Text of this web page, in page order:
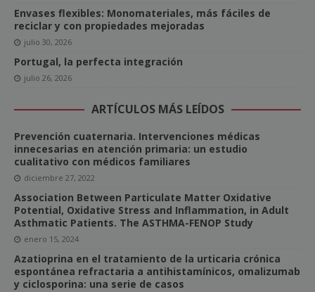
Envases flexibles: Monomateriales, más fáciles de
reciclar y con propiedades mejoradas
julio 30, 2026
Portugal, la perfecta integración
julio 26, 2026
ARTÍCULOS MÁS LEÍDOS
Prevención cuaternaria. Intervenciones médicas
innecesarias en atención primaria: un estudio
cualitativo con médicos familiares
diciembre 27, 2022
Association Between Particulate Matter Oxidative
Potential, Oxidative Stress and Inflammation, in Adult
Asthmatic Patients. The ASTHMA-FENOP Study
enero 15, 2024
Azatioprina en el tratamiento de la urticaria crónica
espontánea refractaria a antihistamínicos, omalizumab
y ciclosporina: una serie de casos